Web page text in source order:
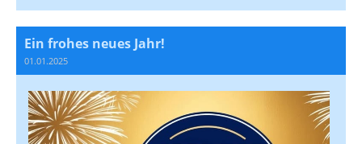
Ein frohes neues Jahr!
01.01.2025